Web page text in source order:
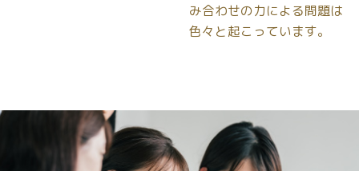
み合わせの力による問題は
色々と起こっています。